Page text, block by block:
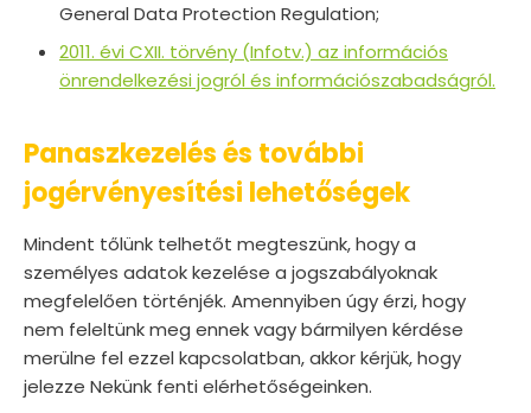
General Data Protection Regulation;
2011. évi CXII. törvény (Infotv.) az információs
önrendelkezési jogról és információszabadságról.
Panaszkezelés és további
jogérvényesítési lehetőségek
Mindent tőlünk telhetőt megteszünk, hogy a
személyes adatok kezelése a jogszabályoknak
megfelelően történjék. Amennyiben úgy érzi, hogy
nem feleltünk meg ennek vagy bármilyen kérdése
merülne fel ezzel kapcsolatban, akkor kérjük, hogy
jelezze Nekünk fenti elérhetőségeinken.